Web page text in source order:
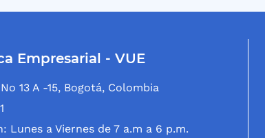
Empresarial - VUE
13 A -15, Bogotá, Colombia
Lunes a Viernes de 7 a.m a 6 p.m.